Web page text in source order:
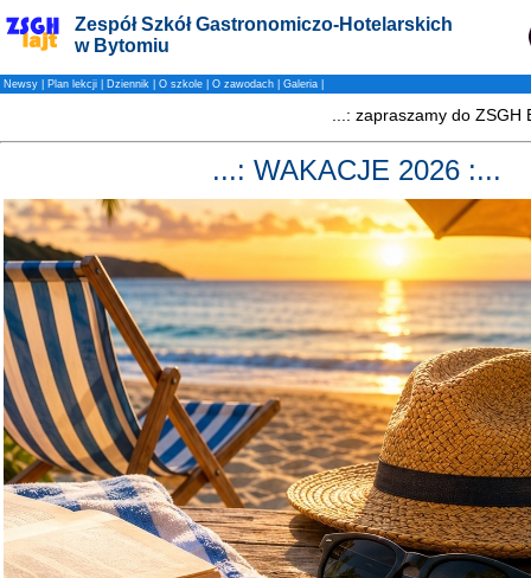
Zespół Szkół Gastronomiczo-Hotelarskich
w Bytomiu
Newsy Plan lekcji Dziennik O szkole O zawodach Galeria
...: WAKACJE 2026 :...